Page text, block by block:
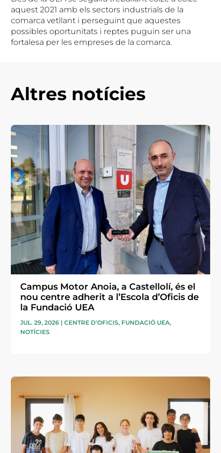
aquest 2021 amb els sectors industrials de la
comarca vetllant i perseguint que aquestes
possibles oportunitats i reptes puguin ser una
fortalesa per les empreses de la comarca.
Altres notícies
Campus Motor Anoia, a Castellolí, és el
nou centre adherit a l’Escola d’Oficis de
la Fundació UEA
JUL. 29, 2026 |CENTRE D'OFICIS, FUNDACIÓ UEA,
NOTÍCIES